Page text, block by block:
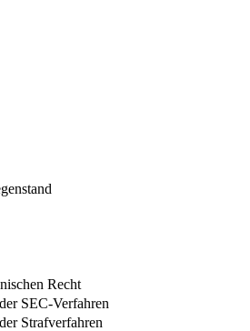
Recht
SEC-Verfahren
Strafverfahren